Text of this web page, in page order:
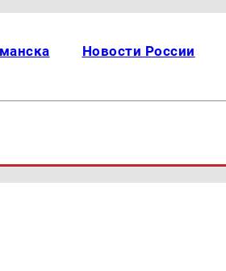
Новости России